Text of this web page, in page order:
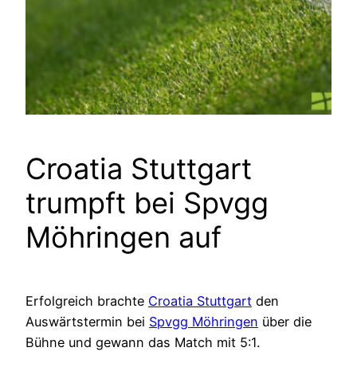
Croatia Stuttgart
trumpft bei Spvgg
Möhringen auf
Erfolgreich brachte Croatia Stuttgart den
Auswärtstermin bei Spvgg Möhringen über die
Bühne und gewann das Match mit 5:1.